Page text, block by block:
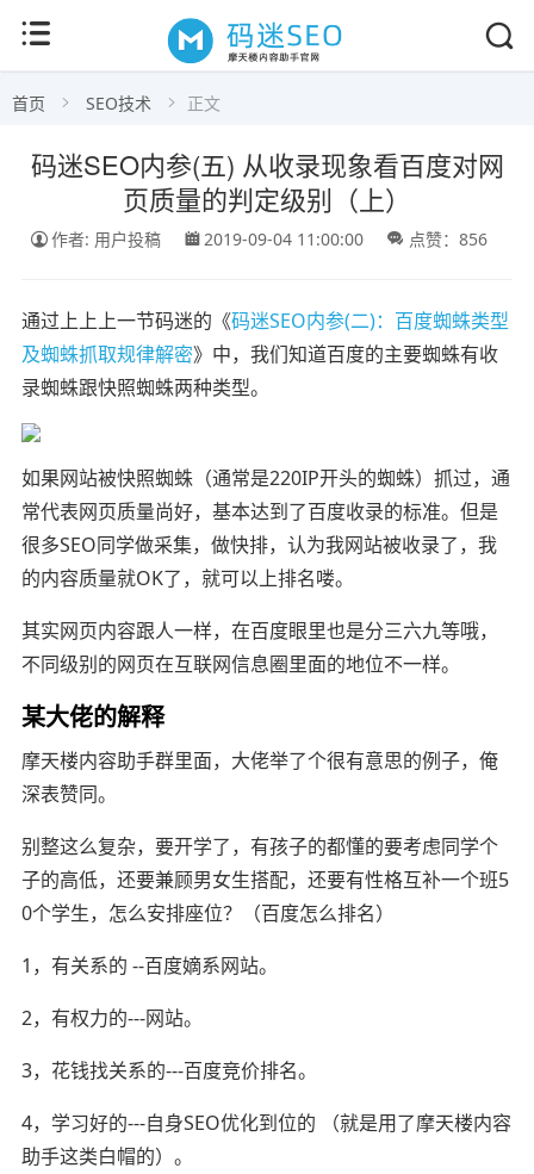
首页 SEO技术 正文
码迷SEO内参(五) 从收录现象看百度对网
页质量的判定级别（上）
作者: 用户投稿 2019-09-04 11:00:00 点赞：856
通过上上上一节码迷的《码迷SEO内参(二)：百度蜘蛛类型
及蜘蛛抓取规律解密》中，我们知道百度的主要蜘蛛有收
录蜘蛛跟快照蜘蛛两种类型。
如果网站被快照蜘蛛（通常是220IP开头的蜘蛛）抓过，通
常代表网页质量尚好，基本达到了百度收录的标准。但是
很多SEO同学做采集，做快排，认为我网站被收录了，我
的内容质量就OK了，就可以上排名喽。
其实网页内容跟人一样，在百度眼里也是分三六九等哦，
不同级别的网页在互联网信息圈里面的地位不一样。
某大佬的解释
摩天楼内容助手群里面，大佬举了个很有意思的例子，俺
深表赞同。
别整这么复杂，要开学了，有孩子的都懂的要考虑同学个
子的高低，还要兼顾男女生搭配，还要有性格互补一个班5
0个学生，怎么安排座位？
（百度怎么排名）
1，有关系的 --百度嫡系网站。
2，有权力的---网站。
3，花钱找关系的---百度竞价排名。
4，学习好的---自身SEO优化到位的 （就是用了摩天楼内容
助手这类白帽的）。